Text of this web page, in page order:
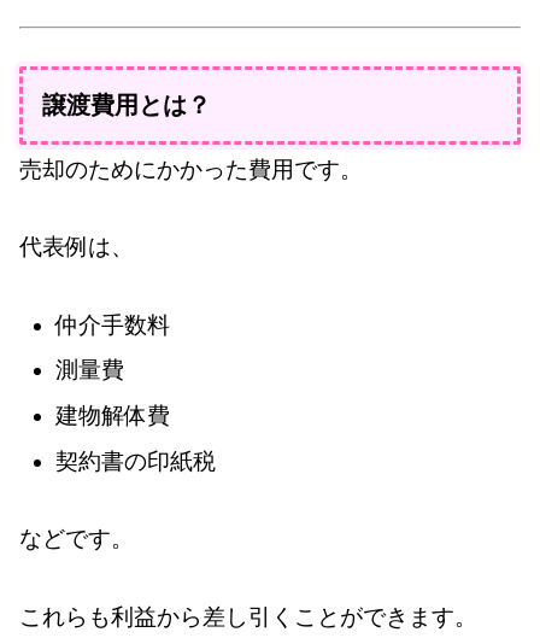
譲渡費用とは？
売却のためにかかった費用です。
代表例は、
仲介手数料
測量費
建物解体費
契約書の印紙税
などです。
これらも利益から差し引くことができます。